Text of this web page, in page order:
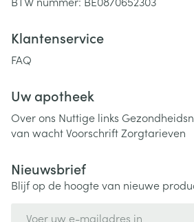
Klantenservice
FAQ
Uw apotheek
Over ons Nuttige links
van wachtVoorschriftZorgtarieven
Nieuwsbrief
Blijf op de hoogte van nieuwe